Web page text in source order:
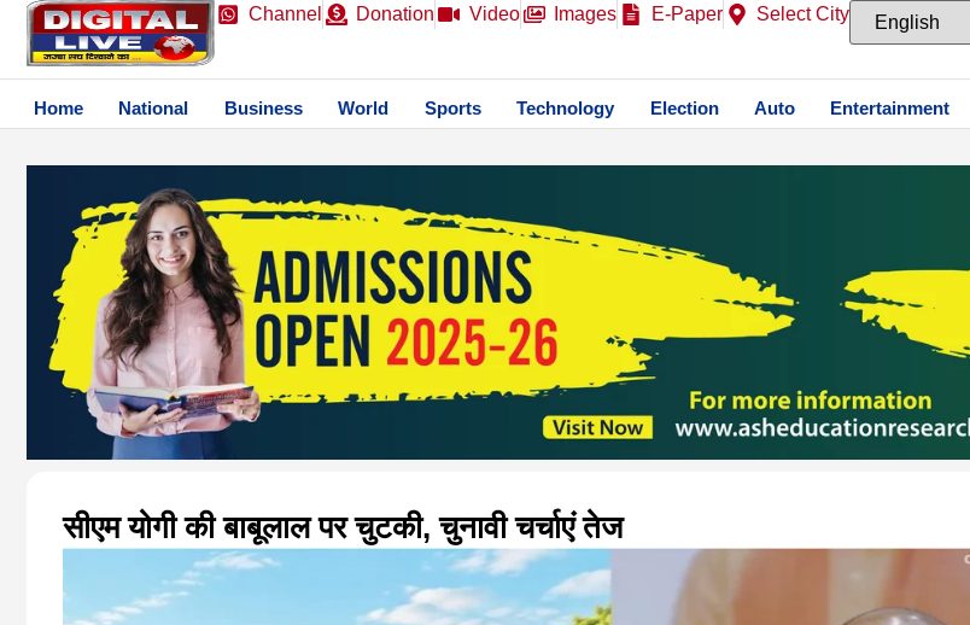
Channel Donation Video Images E-Paper Select City
Home National Business World Sports Technology Election Auto Entertainment
सीएम योगी की बाबूलाल पर चुटकी, चुनावी चर्चाएं तेज